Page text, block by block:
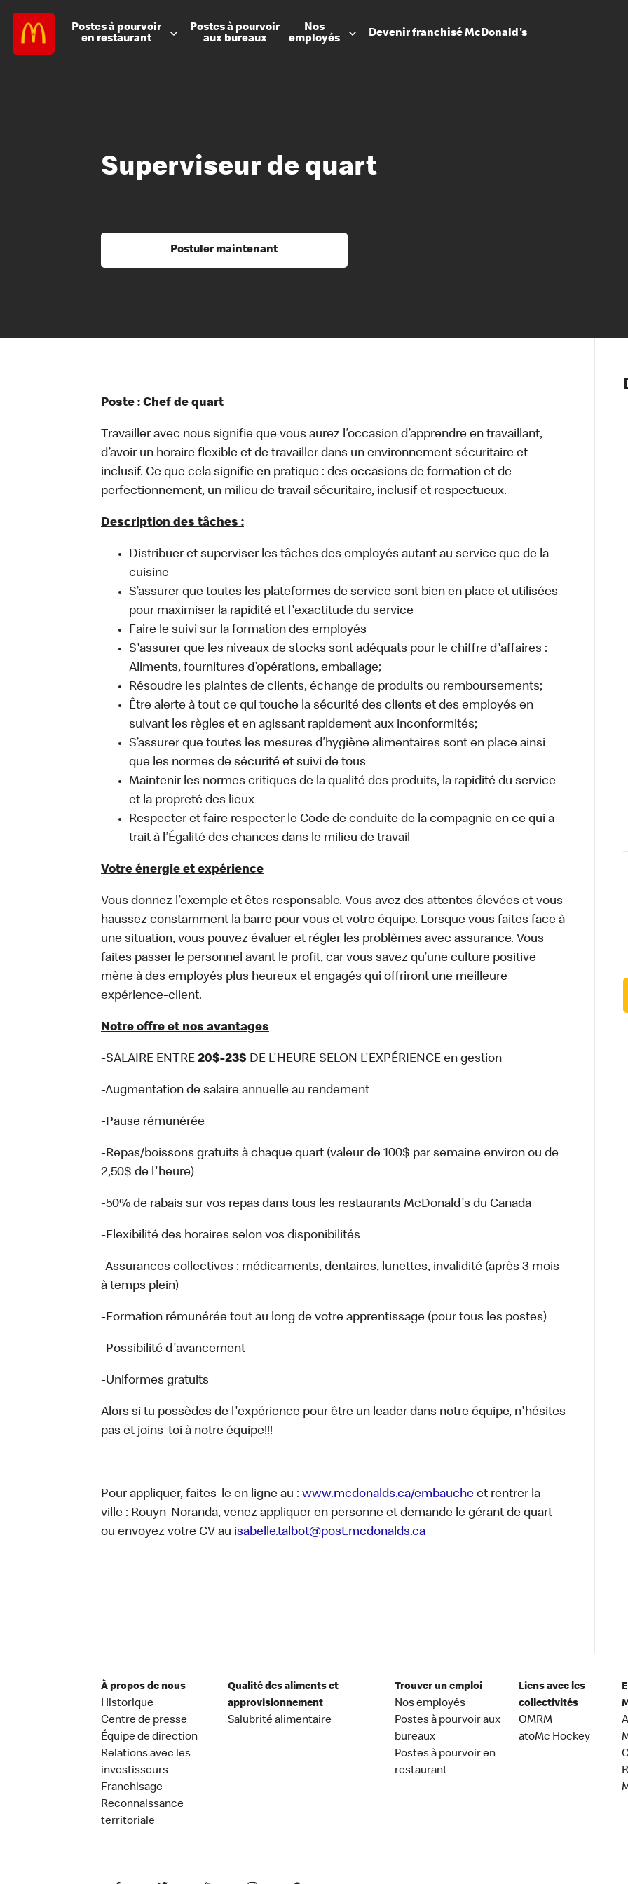
Postes à pourvoir
en restaurant
Postes à pourvoir
aux bureaux
Nos
employés
DevenirfranchiséMcDonald's
Les
Notre
Nos
Santé et
Superviseur de quart
Postuler maintenant
Poste : Chef de quart
Travailler avec nous signifie que vous aurez l’occasion d’apprendre en travaillant,
d’avoir un horaire flexible et de travailler dans un environnement sécuritaire et
inclusif. Ce que cela signifie en pratique : des occasions de formation et de
perfectionnement, un milieu de travail sécuritaire, inclusif et respectueux.
Description des tâches :
Distribuer et superviser les tâches des employés autant au service que de la
cuisine
S’assurer que toutes les plateformes de service sont bien en place et utilisées
pour maximiser la rapidité et l'exactitude du service
Faire le suivi sur la formation des employés
S'assurer que les niveaux de stocks sont adéquats pour le chiffre d'affaires :
Aliments, fournitures d’opérations, emballage;
Résoudre les plaintes de clients, échange de produits ou remboursements;
Être alerte à tout ce qui touche la sécurité des clients et des employés en
suivant les règles et en agissant rapidement aux inconformités;
S’assurer que toutes les mesures d’hygiène alimentaires sont en place ainsi
que les normes de sécurité et suivi de tous
Maintenir les normes critiques de la qualité des produits, la rapidité du service
et la propreté des lieux
Respecter et faire respecter le Code de conduite de la compagnie en ce qui a
trait à l’Égalité des chances dans le milieu de travail
Votre énergie et expérience
Vous donnez l’exemple et êtes responsable. Vous avez des attentes élevées et vous
haussez constamment la barre pour vous et votre équipe. Lorsque vous faites face à
une situation, vous pouvez évaluer et régler les problèmes avec assurance. Vous
faites passer le personnel avant le profit, car vous savez qu’une culture positive
mène à des employés plus heureux et engagés qui offriront une meilleure
expérience-client.
Notre offre et nos avantages
-SALAIRE ENTRE 20$-23$ DE L'HEURE SELON L'EXPÉRIENCE en gestion
-Augmentation de salaire annuelle au rendement
-Pause rémunérée
-Repas/boissons gratuits à chaque quart (valeur de 100$ par semaine environ ou de
2,50$ de l'heure)
-50% de rabais sur vos repas dans tous les restaurants McDonald's du Canada
-Flexibilité des horaires selon vos disponibilités
-Assurances collectives : médicaments, dentaires, lunettes, invalidité (après 3 mois
à temps plein)
-Formation rémunérée tout au long de votre apprentissage (pour tous les postes)
-Possibilité d'avancement
-Uniformes gratuits
Alors si tu possèdes de l'expérience pour être un leader dans notre équipe, n'hésites
pas et joins-toi à notre équipe!!!
Pour appliquer, faites-le en ligne au : www.mcdonalds.ca/embauche et rentrer la
ville : Rouyn-Noranda, venez appliquer en personne et demande le gérant de quart
ou envoyez votre CV au isabelle.talbot@post.mcdonalds.ca
À propos de nous
Historique
Centre de presse
Équipe de direction
Relations avec les
investisseurs
Franchisage
Reconnaissance
territoriale
Qualité des aliments et
approvisionnement
Salubrité alimentaire
Trouver un emploi
Nos employés
Postes à pourvoir aux
bureaux
Postes à pourvoir en
restaurant
Liens avec les
collectivités
OMRM
atoMc Hockey